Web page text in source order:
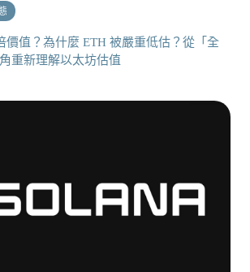
價值？為什麼 ETH 被嚴重低估？從「全
重新理解以太坊估值